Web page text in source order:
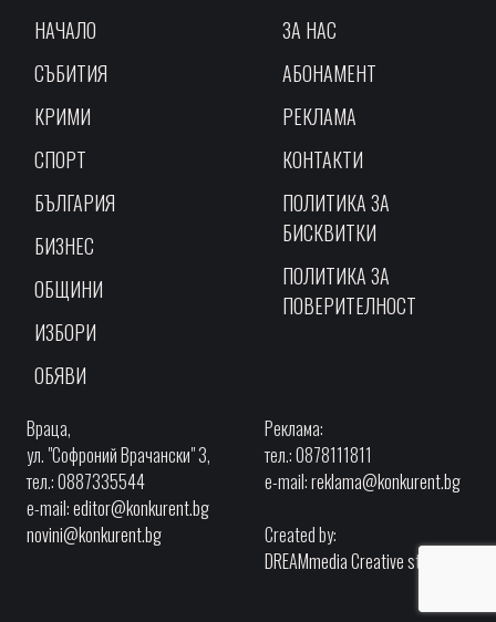
НАЧАЛО
СЪБИТИЯ
КРИМИ
СПОРТ
БЪЛГАРИЯ
БИЗНЕС
ОБЩИНИ
ИЗБОРИ
ОБЯВИ
ЗА НАС
АБОНАМЕНТ
РЕКЛАМА
КОНТАКТИ
ПОЛИТИКА ЗА
БИСКВИТКИ
ПОЛИТИКА ЗА
ПОВЕРИТЕЛНОСТ
Враца,
ул. "Софроний Врачански" 3,
тел.: 0887335544
e-mail:editor@konkurent.bg
novini@konkurent.bg
Реклама:
тел.: 0878111811
e-mail:reklama@konkurent.bg
Created by:
DREAMmedia Creative studio